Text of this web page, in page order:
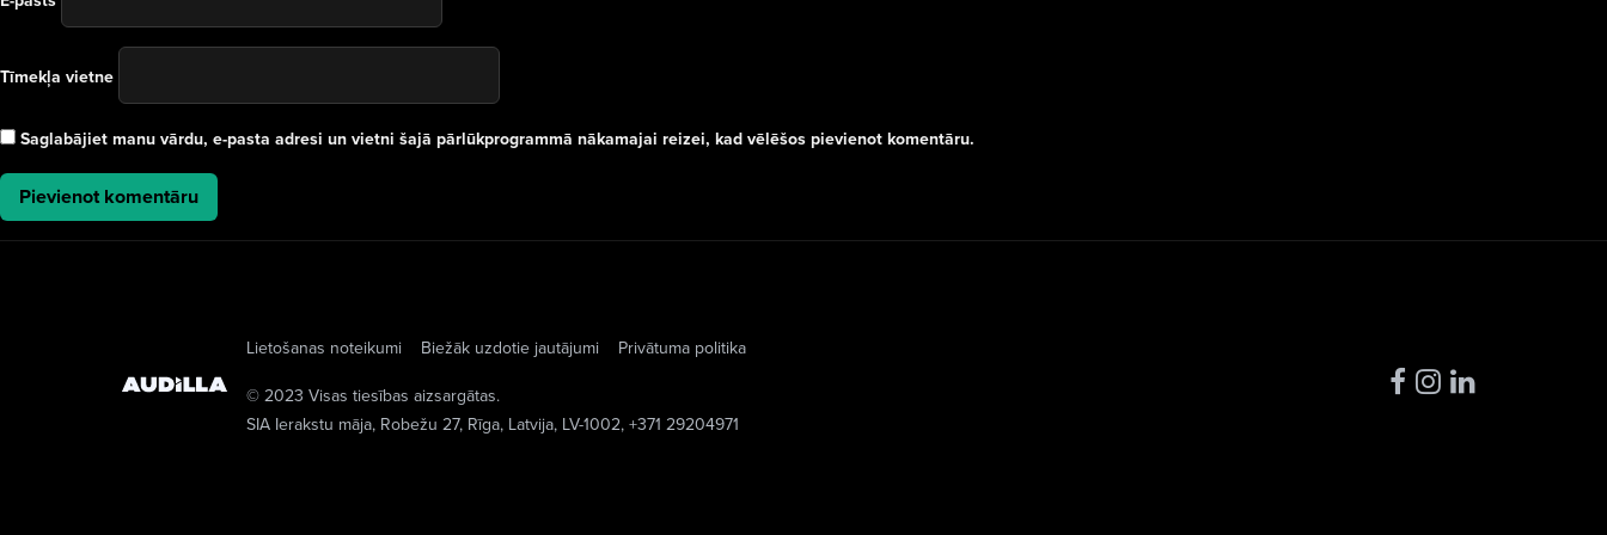
Tīmekļa vietne
Saglabājiet manu vārdu, e-pasta adresi un vietni šajā pārlūkprogrammā nākamajai reizei, kad vēlēšos pievienot komentāru.
Lietošanas noteikumi Biežāk uzdotie jautājumi
Privātuma politika
© 2023 Visas tiesības aizsargātas.
SIA Ierakstu māja, Robežu 27, Rīga, Latvija, LV-1002, +371 29204971